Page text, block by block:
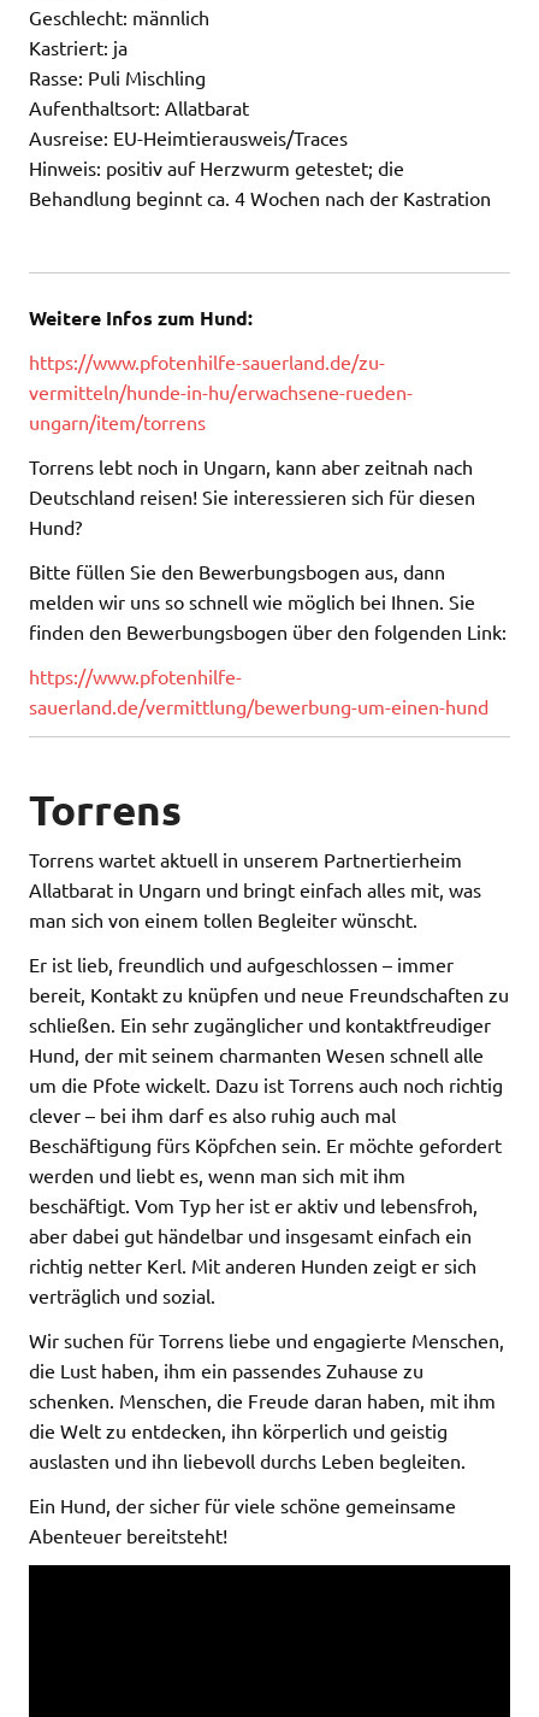
Geschlecht: männlich
Kastriert: ja
Rasse: Puli Mischling
Aufenthaltsort: Allatbarat
Ausreise: EU-Heimtierausweis/Traces
Hinweis: positiv auf Herzwurm getestet; die
Behandlung beginnt ca. 4 Wochen nach der Kastration
Weitere Infos zum Hund:
https://www.pfotenhilfe-sauerland.de/zu-
vermitteln/hunde-in-hu/erwachsene-rueden-
ungarn/item/torrens
Torrens lebt noch in Ungarn, kann aber zeitnah nach
Deutschland reisen! Sie interessieren sich für diesen
Hund?
Bitte füllen Sie den Bewerbungsbogen aus, dann
melden wir uns so schnell wie möglich bei Ihnen. Sie
finden den Bewerbungsbogen über den folgenden Link:
https://www.pfotenhilfe-
sauerland.de/vermittlung/bewerbung-um-einen-hund
Torrens
Torrens wartet aktuell in unserem Partnertierheim
Allatbarat in Ungarn und bringt einfach alles mit, was
man sich von einem tollen Begleiter wünscht.
Er ist lieb, freundlich und aufgeschlossen – immer
bereit, Kontakt zu knüpfen und neue Freundschaften zu
schließen. Ein sehr zugänglicher und kontaktfreudiger
Hund, der mit seinem charmanten Wesen schnell alle
um die Pfote wickelt. Dazu ist Torrens auch noch richtig
clever – bei ihm darf es also ruhig auch mal
Beschäftigung fürs Köpfchen sein. Er möchte gefordert
werden und liebt es, wenn man sich mit ihm
beschäftigt. Vom Typ her ist er aktiv und lebensfroh,
aber dabei gut händelbar und insgesamt einfach ein
richtig netter Kerl. Mit anderen Hunden zeigt er sich
verträglich und sozial.
Wir suchen für Torrens liebe und engagierte Menschen,
die Lust haben, ihm ein passendes Zuhause zu
schenken. Menschen, die Freude daran haben, mit ihm
die Welt zu entdecken, ihn körperlich und geistig
auslasten und ihn liebevoll durchs Leben begleiten.
Ein Hund, der sicher für viele schöne gemeinsame
Abenteuer bereitsteht!